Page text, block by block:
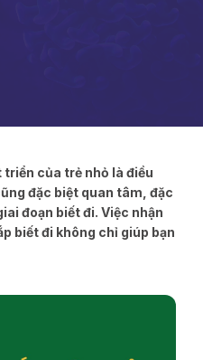
của trẻ nhỏ là điều
đặc biệt quan tâm, đặc
đoạn biết đi. Việc nhận
biết đi không chỉ giúp bạn